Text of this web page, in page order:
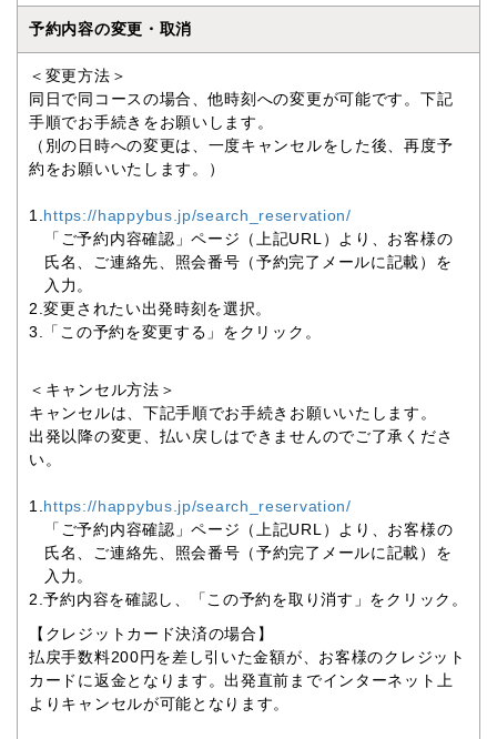
予約内容の変更・取消
＜変更方法＞
同日で同コースの場合、他時刻への変更が可能です。下記
手順でお手続きをお願いします。
（別の日時への変更は、一度キャンセルをした後、再度予
約をお願いいたします。）
1.https://happybus.jp/search_reservation/
「ご予約内容確認」ページ（上記URL）より、お客様の
氏名、ご連絡先、照会番号（予約完了メールに記載）を
入力。
2.変更されたい出発時刻を選択。
3.「この予約を変更する」をクリック。
＜キャンセル方法＞
キャンセルは、下記手順でお手続きお願いいたします。
出発以降の変更、払い戻しはできませんのでご了承くださ
い。
1.https://happybus.jp/search_reservation/
「ご予約内容確認」ページ（上記URL）より、お客様の
氏名、ご連絡先、照会番号（予約完了メールに記載）を
入力。
2.予約内容を確認し、「この予約を取り消す」をクリック。
【クレジットカード決済の場合】
払戻手数料200円を差し引いた金額が、お客様のクレジット
カードに返金となります。出発直前までインターネット上
よりキャンセルが可能となります。